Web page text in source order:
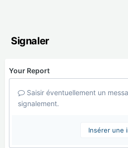
Signaler
Your Report
Saisir éventuellement un
signalement.
Insérer une